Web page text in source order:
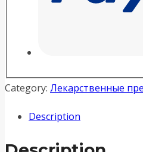
Category: Лекарственные
Description